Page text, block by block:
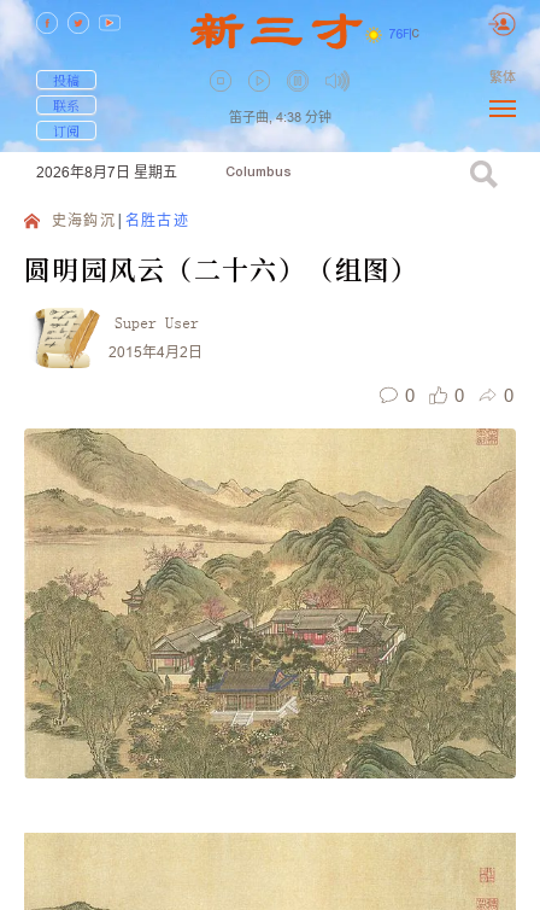
76F| C
投稿
联系
订阅
笛子曲, 4:38 分钟
繁体
2026年8月7日 星期五 Columbus
史海鈎沉 名胜古迹
圆明园风云（二十六）（组图）
Super User
2015年4月2日
0 0 0